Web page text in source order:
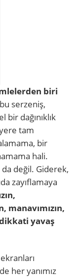
biri
serzeniş,
dağınıklık
tam
bir
hali.
da değil. Giderek,
zayıflamaya
yavaş
her yanımız